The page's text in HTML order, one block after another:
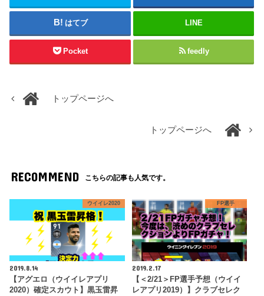
はてブ LINE
Pocket feedly
トップページへ
トップページへ
RECOMMEND こちらの記事も人気です。
ウイイレ2020
2019.8.14
【アグエロ（ウイイレアプリ
2020）確定スカウト】黒玉雷昇
FP選手
2019.2.17
【＜2/21＞FP選手予想（ウイイ
レアプリ2019）】クラブセレク